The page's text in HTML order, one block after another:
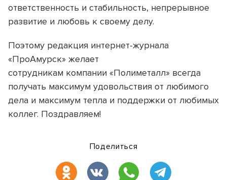
ответственность и стабильность, непрерывное
развитие и любовь к своему делу.
Поэтому редакция интернет-журнала
«ПроАмурск» желает
сотрудникам компании «Полиметалл» всегда
получать максимум удовольствия от любимого
дела и максимум тепла и поддержки от любимых
коллег. Поздравляем!
Поделиться